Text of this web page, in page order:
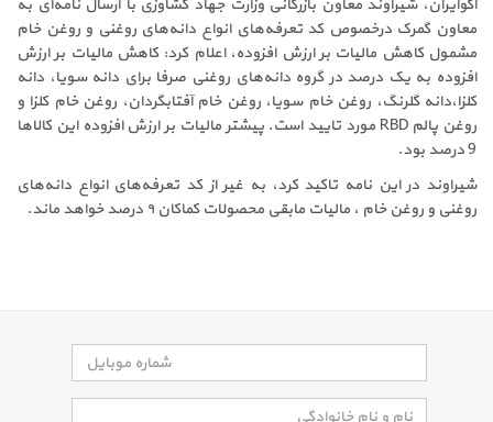
اکوایران، شیراوند معاون بازرگانی وزارت جهاد کشاوزی با ارسال نامه‌ای به
معاون گمرک درخصوص کد تعرفه‌های انواع دانه‌های روغنی و روغن خام
مشمول کاهش مالیات بر ارزش افزوده، اعلام کرد: کاهش مالیات بر ارزش
افزوده به یک درصد در گروه دانه‌های روغنی صرفا برای دانه سویا، دانه
کلزا،دانه گلرنگ، روغن خام سویا، روغن خام آفتابگردان، روغن خام کلزا و
روغن پالم RBDمورد تایید است. پیشتر مالیات بر ارزش افزوده این کالاها
9 درصد بود
.
شیراوند در این نامه تاکید کرد، به غیر از کد تعرفه‌های انواع دانه‌های
روغنی و روغن خام ، مالیات مابقی محصولات کماکان ۹ درصد خواهد ماند
.